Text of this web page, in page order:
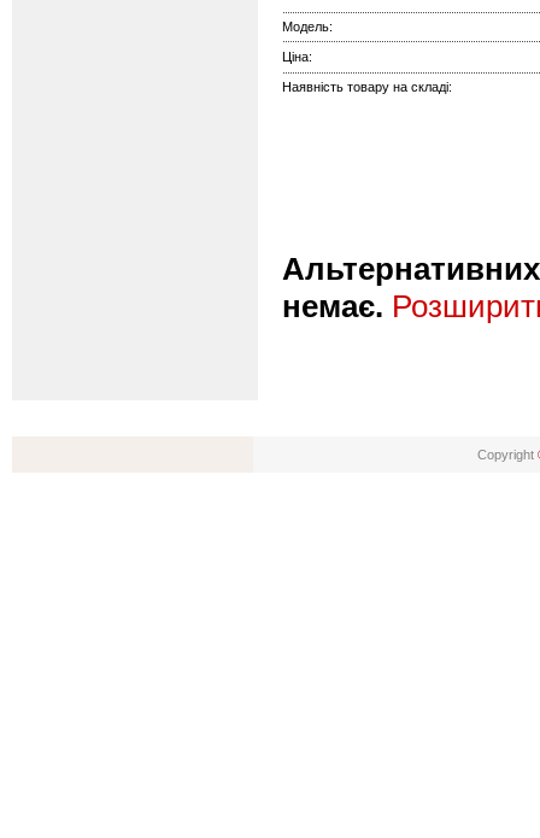
Модель:
Ціна:
Наявність товару на складі:
Альтернативних
немає.
Copyright